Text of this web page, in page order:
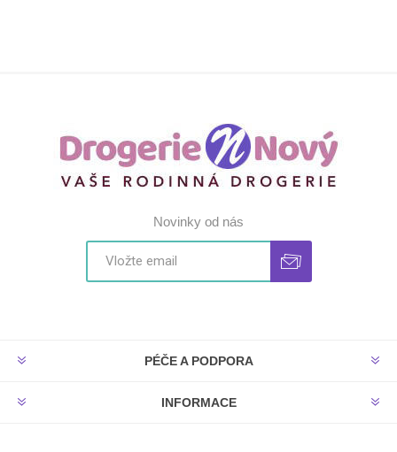
Novinky od nás
PÉČE A PODPORA
INFORMACE